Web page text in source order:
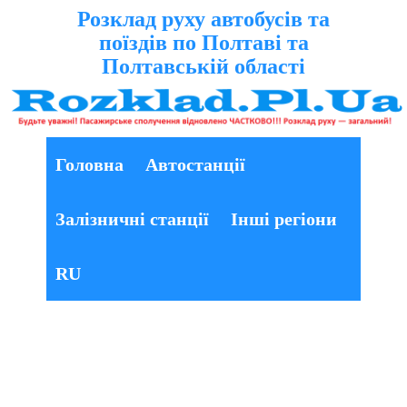
Розклад руху автобусів та
поїздів по Полтаві та
Полтавській області
Головна Автостанції
Залізничні станції Інші регіони
RU